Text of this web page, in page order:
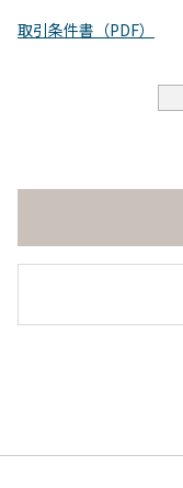
取引条件書（PDF）